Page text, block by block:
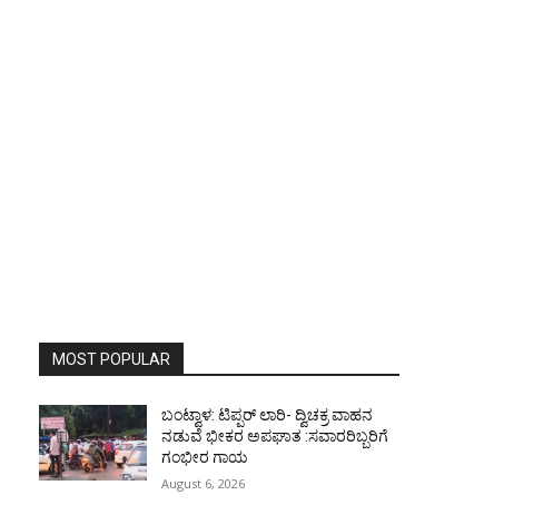
MOST POPULAR
ಬಂಟ್ವಾಳ: ಟಿಪ್ಪರ್ ಲಾರಿ- ದ್ವಿಚಕ್ರ ವಾಹನ
ನಡುವೆ ಭೀಕರ ಅಪಘಾತ :ಸವಾರರಿಬ್ಬರಿಗೆ
ಗಂಭೀರ ಗಾಯ
August 6, 2026